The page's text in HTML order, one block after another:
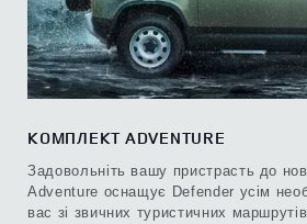
КОМПЛЕКТ ADVENTURE
Задовольніть вашу пристрасть до
Adventure оснащує Defender усім
вас зі звичних туристичних